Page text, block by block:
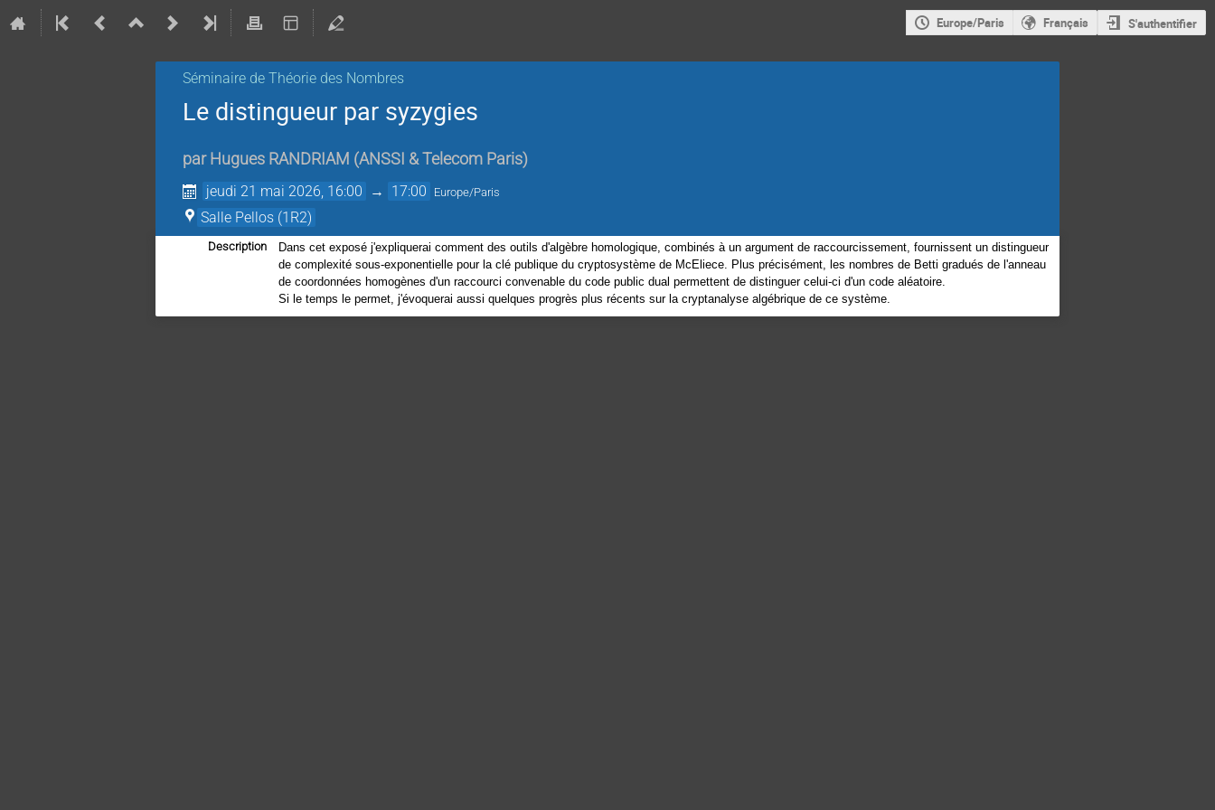
Europe/Paris Français S'authentifier
Séminaire de Théorie des Nombres
Le distingueur par syzygies
par Hugues RANDRIAM (ANSSI & Telecom Paris)
jeudi 21 mai 2026, 16:00 → 17:00 Europe/Paris
Salle Pellos (1R2)
Description
Dans cet exposé j'expliquerai comment des outils d'algèbre homologique, combinés à un argument de raccourcissement, fournissent un distingueur
de complexité sous-exponentielle pour la clé publique du cryptosystème de McEliece. Plus précisément, les nombres de Betti gradués de l'anneau
de coordonnées homogènes d'un raccourci convenable du code public dual permettent de distinguer celui-ci d'un code aléatoire.
Si le temps le permet, j'évoquerai aussi quelques progrès plus récents sur la cryptanalyse algébrique de ce système.